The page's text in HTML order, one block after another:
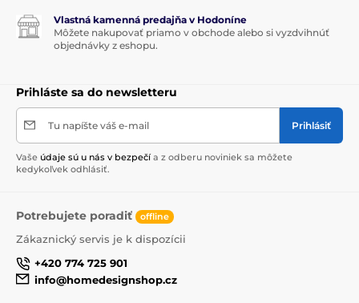
Vlastná kamenná predajňa v Hodoníne
Môžete nakupovať priamo v obchode alebo si vyzdvihnúť
objednávky z eshopu.
Prihláste sa do newsletteru
Tu napíšte váš e-mail Prihlásiť
Vaše údaje sú u nás v bezpečí a z odberu noviniek sa môžete
kedykoľvek odhlásiť.
Potrebujete poradiť offline
Zákaznický servis je k dispozícii
+420 774 725 901
info@homedesignshop.cz